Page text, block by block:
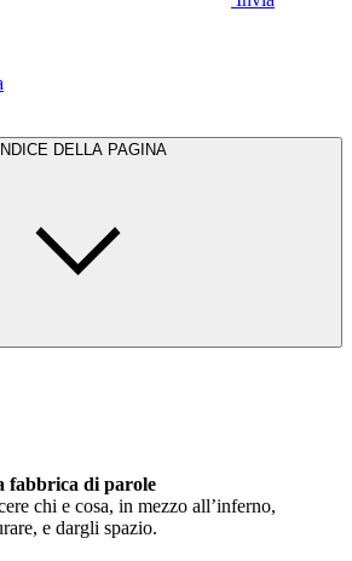
INDICE DELLA PAGINA
fabbrica di parole
chi e cosa, in mezzo all’inferno,
e dargli spazio.